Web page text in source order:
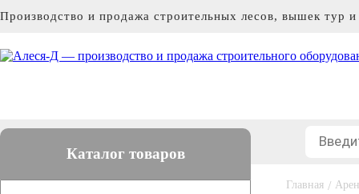
Производство и продажа строительных лесов, вышек тур
Каталог товаров
Главная /